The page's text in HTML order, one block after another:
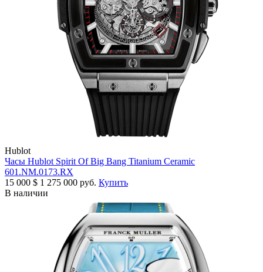
Hublot
Часы Hublot Spirit Of Big Bang Titanium Ceramic
601.NM.0173.RX
15 000 $ 1 275 000 руб. Купить
В наличии